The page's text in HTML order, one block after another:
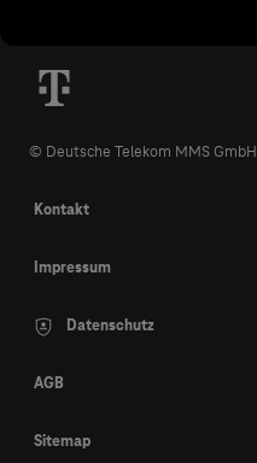
© Deutsche Telekom MMS GmbH
Kontakt
Impressum
Datenschutz
AGB
Sitemap